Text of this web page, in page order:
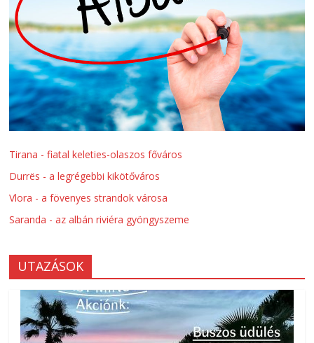
Tirana - fiatal keleties-olaszos főváros
Durrës - a legrégebbi kikötőváros
Vlora - a fövenyes strandok városa
Saranda - az albán riviéra gyöngyszeme
UTAZÁSOK